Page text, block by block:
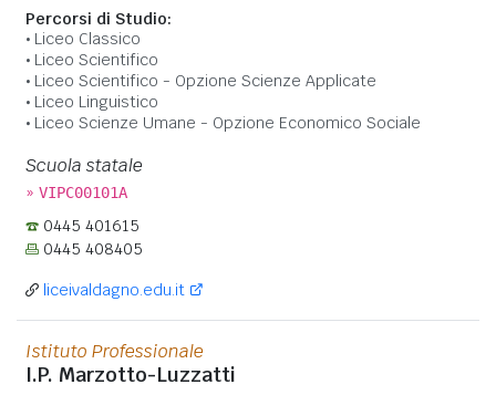
Percorsi di Studio:
Liceo Classico
Liceo Scientifico
Liceo Scientifico - Opzione Scienze Applicate
Liceo Linguistico
Liceo Scienze Umane - Opzione Economico Sociale
Scuola statale
» VIPC00101A
0445 401615
0445 408405
liceivaldagno.edu.it
Istituto Professionale
I.P. Marzotto-Luzzatti